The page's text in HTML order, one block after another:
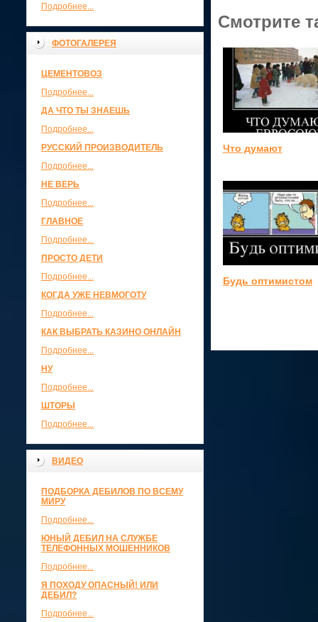
Подробнее...
ФОТОГАЛЕРЕЯ
ЦЕМЕНТОВОЗ
Подробнее...
ДА ЧТО ТЫ ЗНАЕШЬ
Подробнее...
РУССКИЙ ПРОИЗВОДИТЕЛЬ
Подробнее...
НЕ ВЕРЬ
Подробнее...
ГЛАВНОЕ
Подробнее...
ПРОСТО ДЕТИ
Подробнее...
КОГДА УЖЕ НЕВМОГОТУ
Подробнее...
КАК ВЫБРАТЬ КАЗИНО ОНЛАЙН
Подробнее...
НУ
Подробнее...
ШТОРЫ
Подробнее...
ВИДЕО
ПОДБОРКА ДЕБИЛОВ ПО ВСЕМУ
МИРУ
Подробнее...
ЮНЫЙ ДЕБИЛ НА СЛУЖБЕ
ТЕЛЕФОННЫХ МОШЕННИКОВ
Подробнее...
Я ПОХОДУ ОПАСНЫЙ! ИЛИ
ДЕБИЛ?
Подробнее...
Смотрите
Что думают
Будь оптимистом